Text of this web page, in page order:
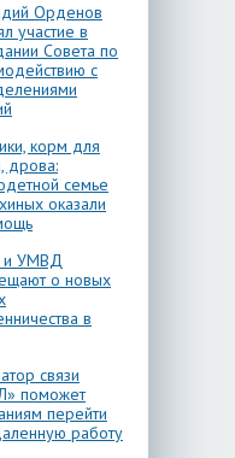
Орденов
участие в
Совета по
с
корм для
дрова:
семье
оказали
и УМВД
о новых
в
связи
поможет
перейти
работу